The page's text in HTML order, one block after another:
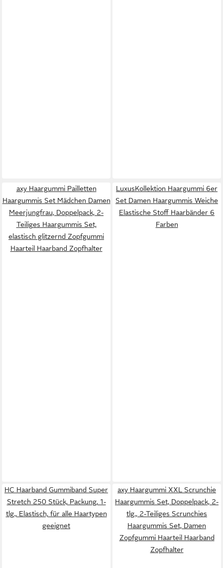
axy Haargummi Pailletten
Haargummis Set Mädchen Damen
Meerjungfrau, Doppelpack, 2-
Teiliges Haargummis Set,
elastisch glitzernd Zopfgummi
Haarteil Haarband Zopfhalter
LuxusKollektion Haargummi 6er
Set Damen Haargummis Weiche
Elastische Stoff Haarbänder 6
Farben
HC Haarband Gummiband Super
Stretch 250 Stück, Packung, 1-
tlg., Elastisch, für alle Haartypen
geeignet
axy Haargummi XXL Scrunchie
Haargummis Set, Doppelpack, 2-
tlg., 2-Teiliges Scrunchies
Haargummis Set, Damen
Zopfgummi Haarteil Haarband
Zopfhalter